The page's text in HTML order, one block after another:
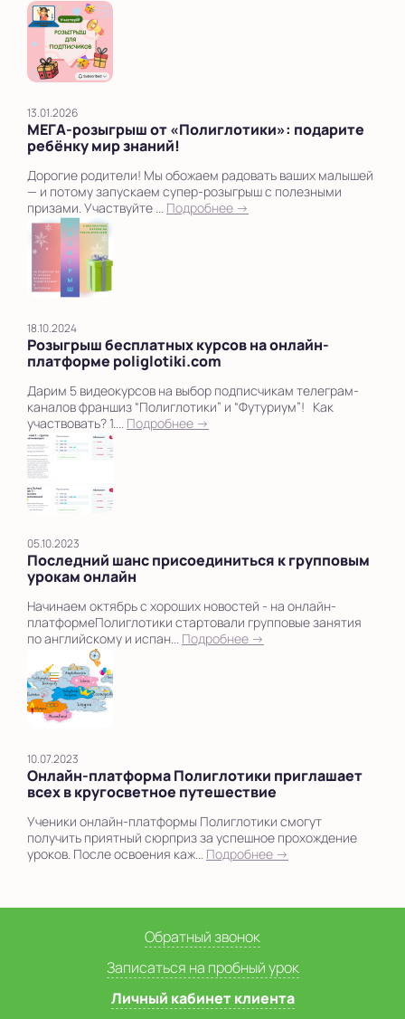
13.01.2026
МЕГА‑розыгрыш от «Полиглотики»: подарите
ребёнку мир знаний!
Дорогие родители! Мы обожаем радовать ваших малышей
— и потому запускаем супер‑розыгрыш с полезными
призами. Участвуйте ... Подробнее →
18.10.2024
Розыгрыш бесплатных курсов на онлайн-
платформе poliglotiki.com
Дарим 5 видеокурсов на выбор подписчикам телеграм-
каналов франшиз “Полиглотики” и “Футуриум”! Как
участвовать? 1.... Подробнее →
05.10.2023
Последний шанс присоединиться к групповым
урокам онлайн
Начинаем октябрь с хороших новостей - на онлайн-
платформеПолиглотики стартовали групповые занятия
по английскому и испан... Подробнее →
10.07.2023
Онлайн-платформа Полиглотики приглашает
всех в кругосветное путешествие
Ученики онлайн-платформы Полиглотики смогут
получить приятный сюрприз за успешное прохождение
уроков. После освоения каж... Подробнее →
Обратный звонок
Записаться на пробный урок
Личный кабинет клиента